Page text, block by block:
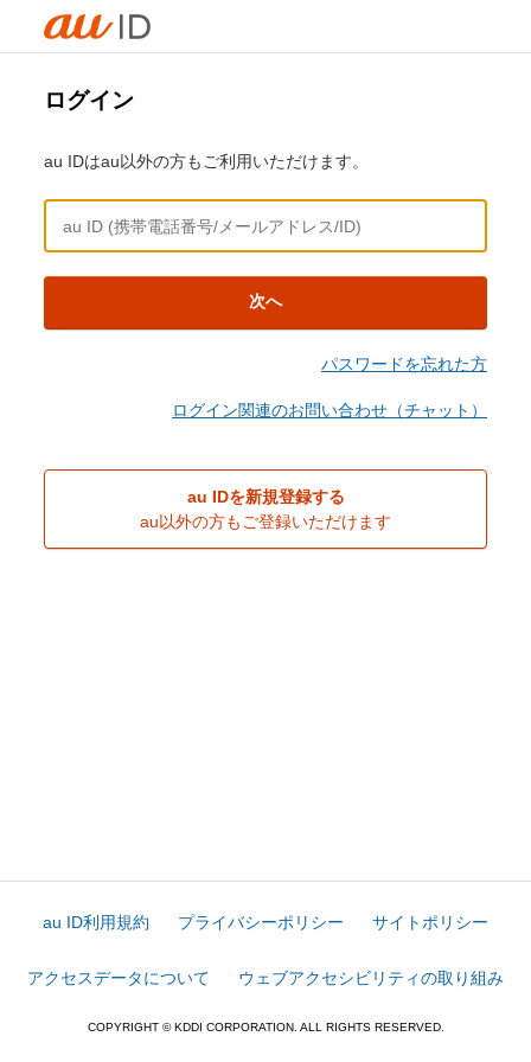
ログイン
au IDはau以外の方もご利用いただけます。
次へ
パスワードを忘れた方
ログイン関連のお問い合わせ（チャット）
au IDを新規登録する
au以外の方もご登録いただけます
au ID利用規約 プライバシーポリシー サイトポリシー
アクセスデータについて ウェブアクセシビリティの取り組み
COPYRIGHT © KDDI CORPORATION. ALL RIGHTS RESERVED.